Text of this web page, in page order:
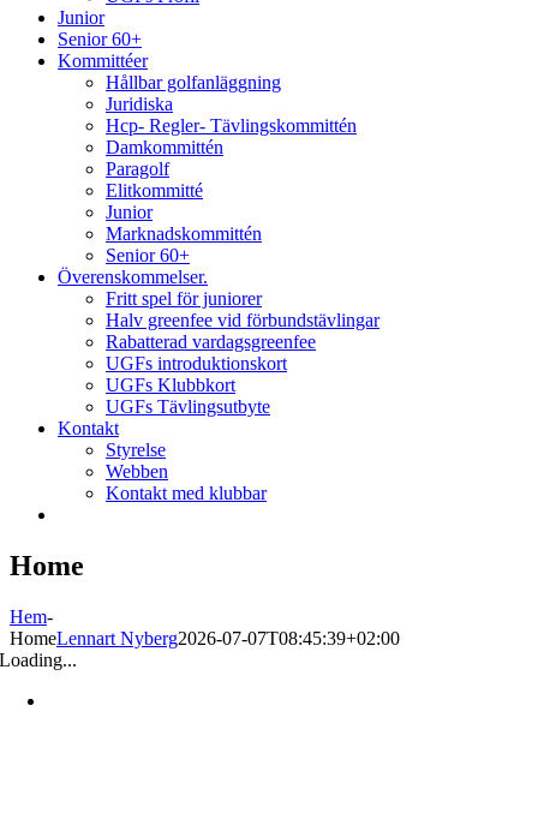
Junior
Senior 60+
Kommittéer
Hållbar golfanläggning
Juridiska
Hcp- Regler- Tävlingskommittén
Damkommittén
Paragolf
Elitkommitté
Junior
Marknadskommittén
Senior 60+
Överenskommelser.
Fritt spel för juniorer
Halv greenfee vid förbundstävlingar
Rabatterad vardagsgreenfee
UGFs introduktionskort
UGFs Klubbkort
UGFs Tävlingsutbyte
Kontakt
Styrelse
Webben
Kontakt med klubbar
Home
Hem-
HomeLennart Nyberg2026-07-07T08:45:39+02:00
Loading...